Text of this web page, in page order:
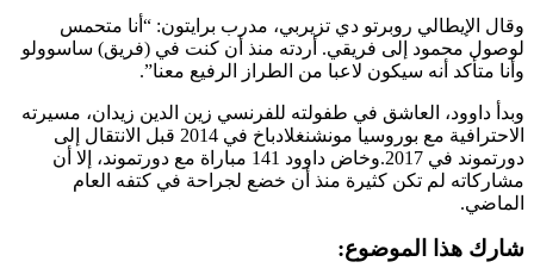
وقال الإيطالي روبرتو دي تزيربي، مدرب برايتون: “أنا متحمس
لوصول محمود إلى فريقي. أردته منذ أن كنت في (فريق) ساسوولو
وأنا متأكد أنه سيكون لاعبا من الطراز الرفيع معنا”.
وبدأ داوود، العاشق في طفولته للفرنسي زين الدين زيدان، مسيرته
الاحترافية مع بوروسيا مونشنغلادباخ في 2014 قبل الانتقال إلى
دورتموند في 2017.وخاض داوود 141 مباراة مع دورتموند، إلا أن
مشاركاته لم تكن كثيرة منذ أن خضع لجراحة في كتفه العام
الماضي.
شارك هذا الموضوع: